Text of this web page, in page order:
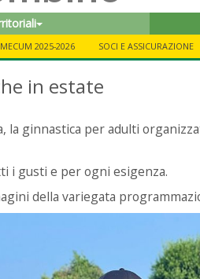
2025-2026 SOCI E ASSICURAZIONE
in estate
la ginnastica per adulti
i gusti e per ogni esigenza.
della variegata